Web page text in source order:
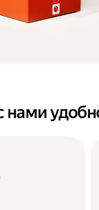
нами